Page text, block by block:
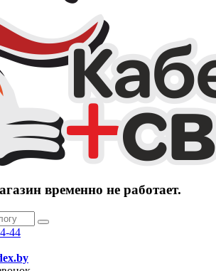
временно не работает.
44